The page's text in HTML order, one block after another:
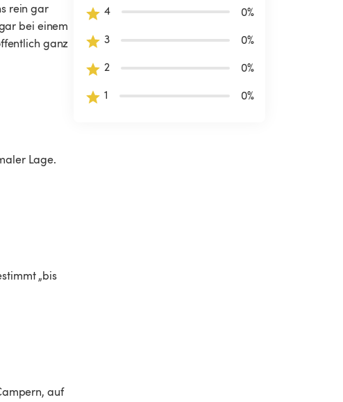
rein gar
bei einem
ganz
Lage.
„bis
auf
4
0%
3
0%
2
0%
1
0%